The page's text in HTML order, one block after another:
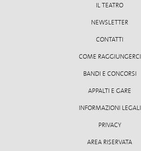
IL TEATRO
NEWSLETTER
CONTATTI
COME RAGGIUNGERCI
BANDI E CONCORSI
APPALTI E GARE
INFORMAZIONI LEGALI
PRIVACY
AREA RISERVATA